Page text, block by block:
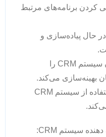
کردن برنامه‌های مرتبط
حال پیاده‌سازی و
سطح چهار-بهینه‌سازی سازمان سیستم CRM را
بهینه‌سازی می‌کند.
سطح پنج-رهبری سازمان با استفاده از سیستم CRM
4) توجه به اعتبار و توانایی ارائه دهنده سیستم CRM: